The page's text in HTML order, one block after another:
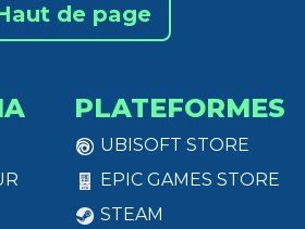
de page
PLATEFORMES
UBISOFT STORE
EPIC GAMES STORE
STEAM